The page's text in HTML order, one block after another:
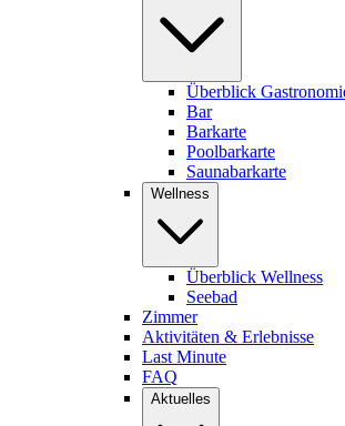
Überblick
Bar
Barkarte
Poolbarkarte
Saunabarkarte
Wellness
Überblick Wellness
Seebad
Zimmer
Aktivitäten & Erlebnisse
Last Minute
FAQ
Aktuelles